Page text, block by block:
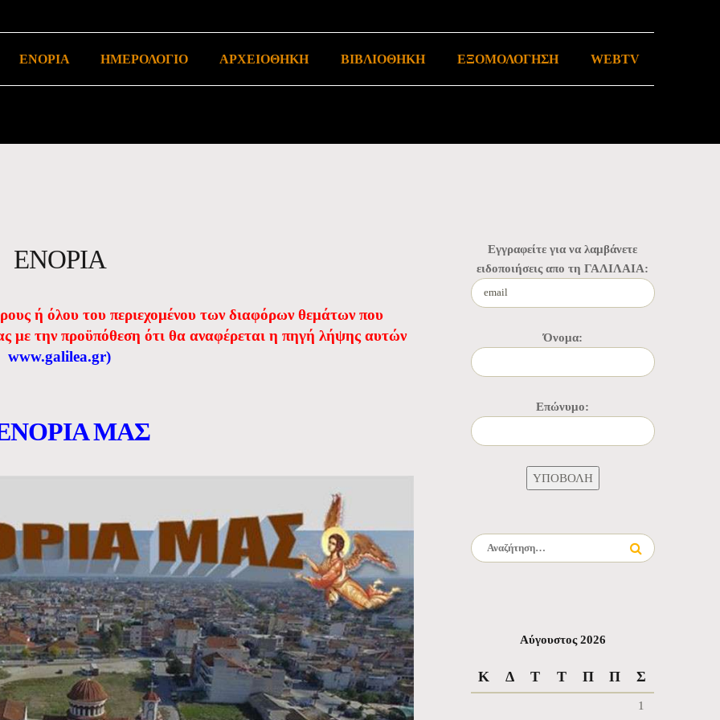
ΕΝΟΡΙΑ ΗΜΕΡΟΛΟΓΙΟ ΑΡΧΕΙΟΘΗΚΗ ΒΙΒΛΙΟΘΗΚΗ ΕΞΟΜΟΛΟΓΗΣΗ WEBTV
ΕΝΟΡΙΑ
ή όλου του περιεχομένου των διαφόρων θεμάτων που
με την προϋπόθεση ότι θα αναφέρεται η πηγή λήψης αυτών
www.galilea.gr)
ΜΑΣ
Εγγραφείτε για να λαμβάνετε
ειδοποιήσεις απο τη ΓΑΛΙΛΑΙΑ:
Όνομα:
Επώνυμο:
Αναζήτηση για:
Αύγουστος 2026
Κ Δ Τ Τ Π Π Σ
1